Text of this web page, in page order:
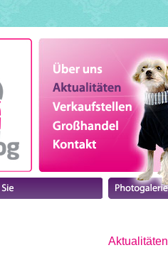
Aktualitäten